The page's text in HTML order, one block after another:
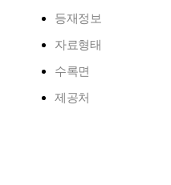
등재정보
자료형태
수록면
제공처